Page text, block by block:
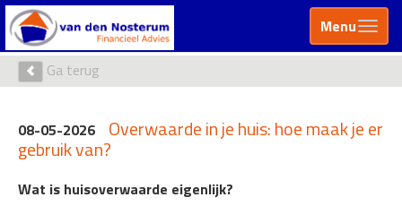
Menu
Ga terug
08-05-2026 Overwaarde in je huis: hoe maak je er
gebruik van?
Wat is huisoverwaarde eigenlijk?